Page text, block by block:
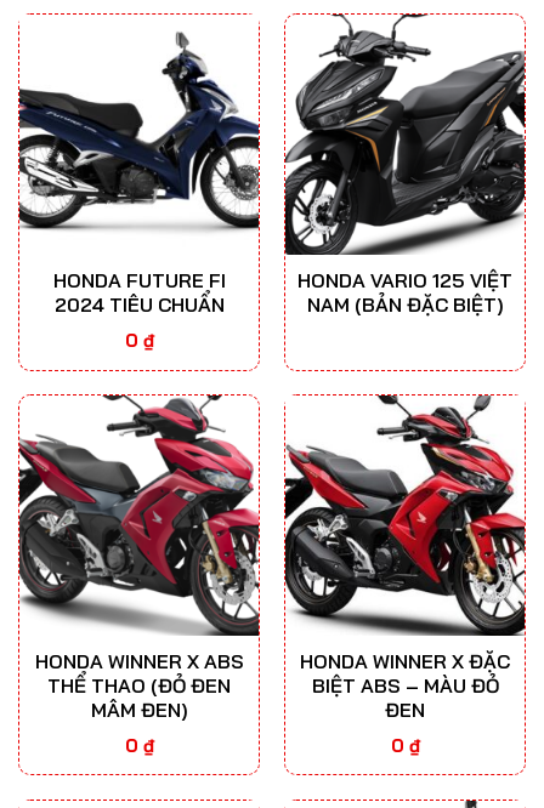
HONDA FUTURE FI
2024 TIÊU CHUẨN
0 ₫
HONDA VARIO 125 VIỆT
NAM (BẢN ĐẶC BIỆT)
HONDA WINNER X ABS
THỂ THAO (ĐỎ ĐEN
MÂM ĐEN)
0 ₫
HONDA WINNER X ĐẶC
BIỆT ABS – MÀU ĐỎ
ĐEN
0 ₫